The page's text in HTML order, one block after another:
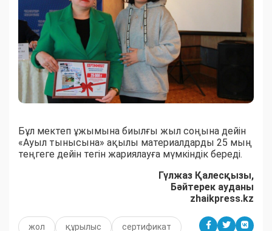
Бұл мектеп ұжымына биылғы жыл соңына дейін
«Ауыл тынысына» ақылы материалдарды 25 мың
теңгеге дейін тегін жариялауға мүмкіндік береді.
Гүлжаз Қалесқызы,
Бәйтерек ауданы
zhaikpress.kz
жол құрылыс сертификат